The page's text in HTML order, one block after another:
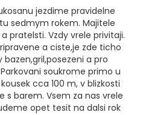
jezdime pravidelne
sedmym rokem. Majitele
pratelsti. Vzdy vrele privitaji.
a ciste,je zde ticho
bazen,gril,posezeni a pro
soukrome primo u
cca 100 m, v blizkosti
s barem. Vsem za nas vrele
opet tesit na dalsi rok